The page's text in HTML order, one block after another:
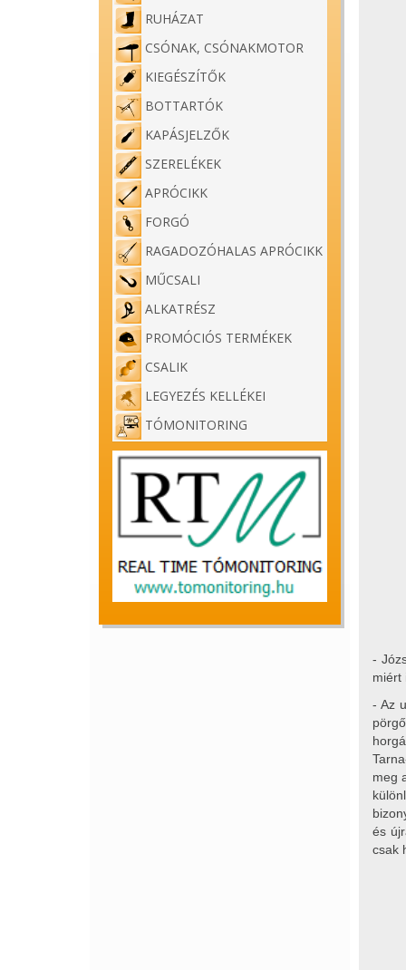
RUHÁZAT
CSÓNAK, CSÓNAKMOTOR
KIEGÉSZÍTŐK
BOTTARTÓK
KAPÁSJELZŐK
SZERELÉKEK
APRÓCIKK
FORGÓ
RAGADOZÓHALAS APRÓCIKK
MŰCSALI
ALKATRÉSZ
PROMÓCIÓS TERMÉKEK
CSALIK
LEGYEZÉS KELLÉKEI
TÓMONITORING
-
- Az
meg
és
csak